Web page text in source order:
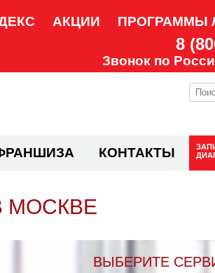
АКЦИИ ПРОГРАММЫ
8
Звонок по
КОНТАКТЫ
МОСКВЕ
ВЫБЕРИТЕ